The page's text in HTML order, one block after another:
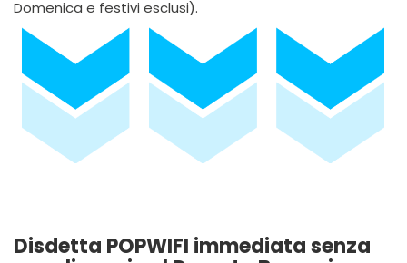
Domenica e festivi esclusi).
Disdetta POPWIFI immediata senza